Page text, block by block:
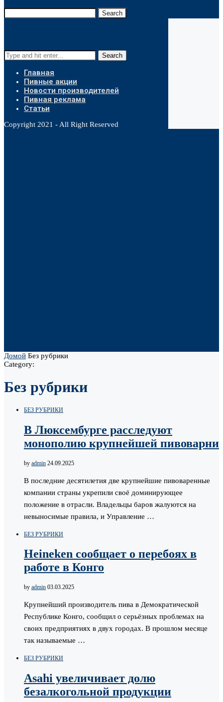
Search
Search
Главная
Пивные акции
Новости производителей
Пивная реклама
Статьи
Copyright 2021 - All Right Reserved
Домой Без рубрики
Category:
Без рубрики
БЕЗ РУБРИКИ
В Люксембурге расследуют
монополию крупнейшей пивоварни
by admin 24.09.2025
В последние десятилетия две крупнейшие пивоваренные
компании страны укрепили своё доминирующее
положение в отрасли. Владельцы баров жалуются на
невыносимые правила, и Управление …
БЕЗ РУБРИКИ
Heineken сообщает о перебоях в
работе в Конго
by admin 03.03.2025
Крупнейший производитель пива в Демократической
Республике Конго, сообщил о серьёзных проблемах на
своих предприятиях в двух городах. В прошлом месяце
так называемые …
БЕЗ РУБРИКИ
Asahi увеличивает долю
безалкогольной продукции